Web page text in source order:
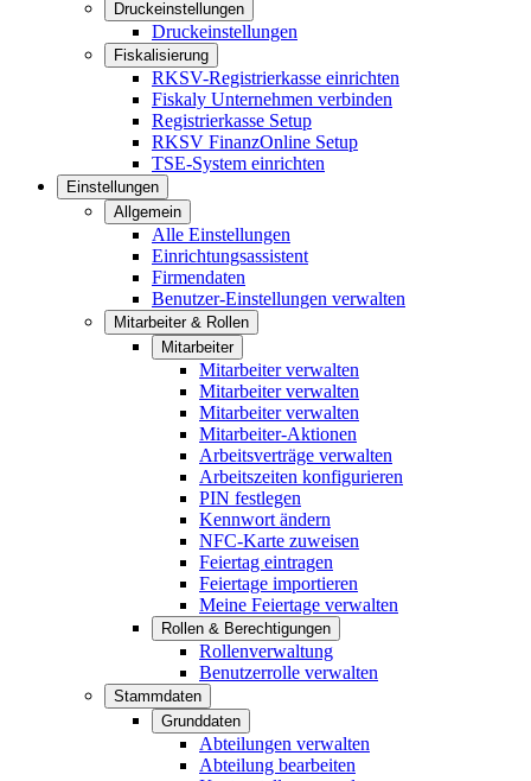
Druckeinstellungen
Druckeinstellungen
Fiskalisierung
RKSV-Registrierkasse einrichten
Fiskaly Unternehmen verbinden
Registrierkasse Setup
RKSV FinanzOnline Setup
TSE-System einrichten
Einstellungen
Allgemein
Alle Einstellungen
Einrichtungsassistent
Firmendaten
Benutzer-Einstellungen verwalten
Mitarbeiter & Rollen
Mitarbeiter
Mitarbeiter verwalten
Mitarbeiter verwalten
Mitarbeiter verwalten
Mitarbeiter-Aktionen
Arbeitsverträge verwalten
Arbeitszeiten konfigurieren
PIN festlegen
Kennwort ändern
NFC-Karte zuweisen
Feiertag eintragen
Feiertage importieren
Meine Feiertage verwalten
Rollen & Berechtigungen
Rollenverwaltung
Benutzerrolle verwalten
Stammdaten
Grunddaten
Abteilungen verwalten
Abteilung bearbeiten